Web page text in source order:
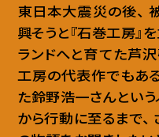
東日本大震災の後、
興そうと『石巻工房』
ランドへと育てた芦
工房の代表作でもあ
た鈴野浩一さんとい
から行動に至るまで、